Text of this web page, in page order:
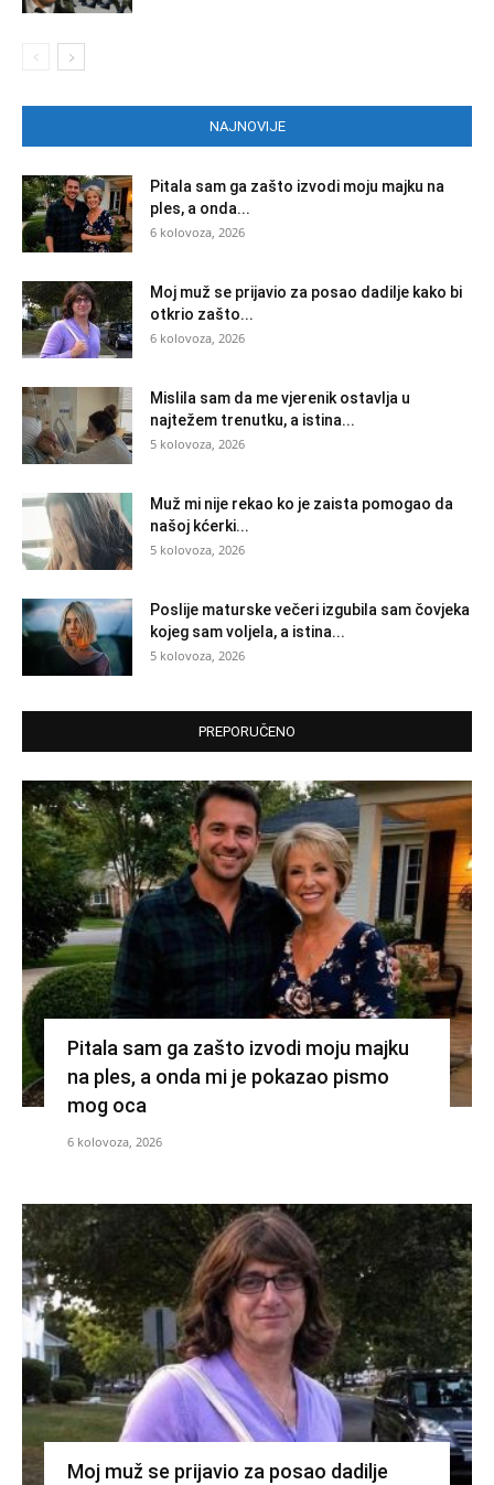
NAJNOVIJE
Pitala sam ga zašto izvodi moju majku na
ples, a onda...
6 kolovoza, 2026
Moj muž se prijavio za posao dadilje kako bi
otkrio zašto...
6 kolovoza, 2026
Mislila sam da me vjerenik ostavlja u
najtežem trenutku, a istina...
5 kolovoza, 2026
Muž mi nije rekao ko je zaista pomogao da
našoj kćerki...
5 kolovoza, 2026
Poslije maturske večeri izgubila sam čovjeka
kojeg sam voljela, a istina...
5 kolovoza, 2026
PREPORUČENO
Pitala sam ga zašto izvodi moju majku
na ples, a onda mi je pokazao pismo
mog oca
6 kolovoza, 2026
Moj muž se prijavio za posao dadilje